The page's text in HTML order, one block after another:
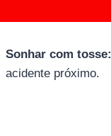
Sonhar com tosse:
acidente próximo.